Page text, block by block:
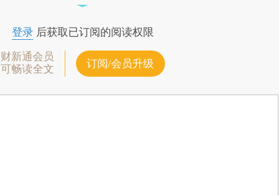
登录后获取已订阅的阅读权限
财新通会员
可畅读全文
订阅/会员升级